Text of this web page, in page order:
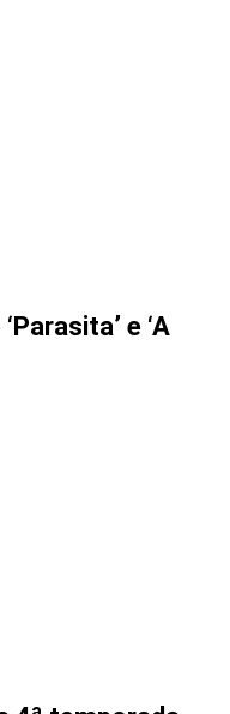
e ‘A